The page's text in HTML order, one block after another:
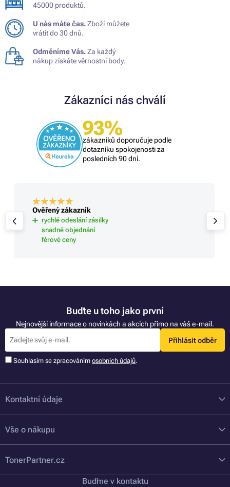
45000 produktů.
U nás máte čas.Zboží můžete
vrátit do 30 dnů.
Odměníme Vás.Za každý
nákup získáte věrnostní body.
Zákazníci nás chválí
93%
zákazníků doporučuje podle
dotazníku spokojenosti za
posledních 90 dní.
Ověřený zákazník
rychlé odeslání zásilky
snadné objednání
férové ceny
Buďte u toho jako první
Nejnovější informace o novinkách a akcích přímo na váš e-mail.
Přihlásit odběr
Souhlasím se zpracováním osobních údajů.
Kontaktní údaje
Vše o nákupu
TonerPartner.cz
Buďme v kontaktu